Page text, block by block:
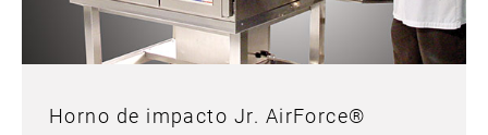
Horno de impacto Jr. AirForce®